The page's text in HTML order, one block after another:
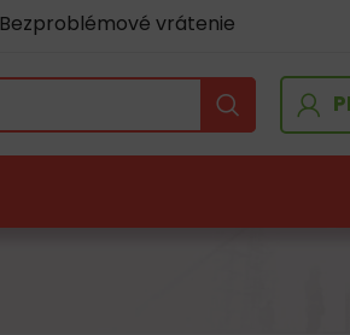
Bezproblémové vrátenie